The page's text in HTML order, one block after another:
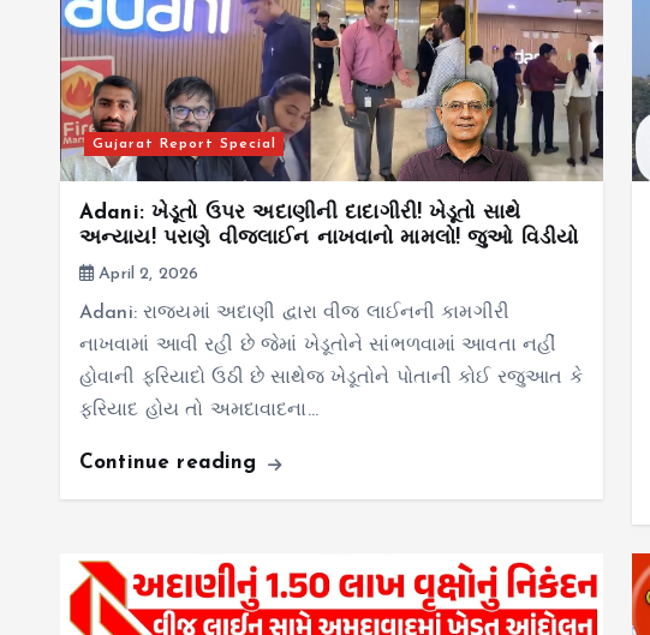
Gujarat Report Special
Adani: ખેડૂતો ઉપર અદાણીની દાદાગીરી! ખેડૂતો સાથે
અન્યાય! પરાણે વીજલાઈન નાખવાનો મામલો! જુઓ વિડીયો
April 2, 2026
Adani: રાજ્યમાં અદાણી દ્વારા વીજ લાઈનની કામગીરી
નાખવામાં આવી રહી છે જેમાં ખેડૂતોને સાંભળવામાં આવતા નહીં
હોવાની ફરિયાદો ઉઠી છે સાથેજ ખેડૂતોને પોતાની કોઈ રજુઆત કે
ફરિયાદ હોય તો અમદાવાદના…
Continue reading